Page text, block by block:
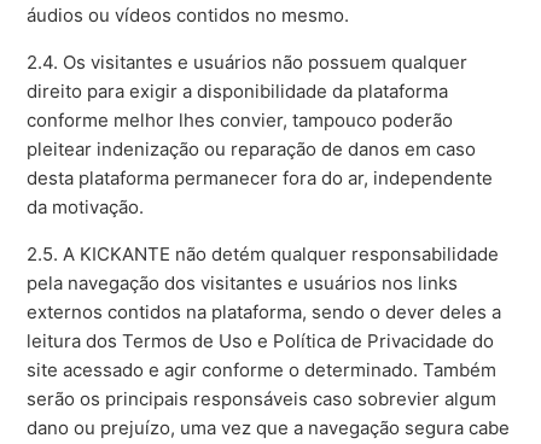
áudios ou vídeos contidos no mesmo.
2.4. Os visitantes e usuários não possuem qualquer
direito para exigir a disponibilidade da plataforma
conforme melhor lhes convier, tampouco poderão
pleitear indenização ou reparação de danos em caso
desta plataforma permanecer fora do ar, independente
da motivação.
2.5. A KICKANTE não detém qualquer responsabilidade
pela navegação dos visitantes e usuários nos links
externos contidos na plataforma, sendo o dever deles a
leitura dos Termos de Uso e Política de Privacidade do
site acessado e agir conforme o determinado. Também
serão os principais responsáveis caso sobrevier algum
dano ou prejuízo, uma vez que a navegação segura cabe